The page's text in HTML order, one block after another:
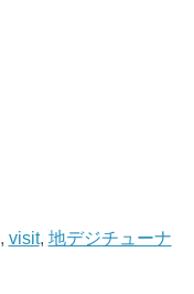
, visit, 地デジチューナ